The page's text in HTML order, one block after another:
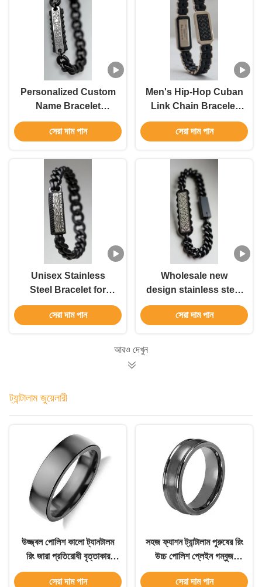
Personalized Custom
Name Bracelet
Stainless Steel DIY
Bracelet Jewelry
সেরা দাম পান
Men's Hip-Hop Cuban
Link Chain Bracelet
Minimalist & Edgy
Cool Style Gift
সেরা দাম পান
Unisex Stainless
Steel Bracelet for
Birthday Holiday Gift
with Engraved Logo
সেরা দাম পান
Wholesale new
design stainless steel
curved engraved
vintage men's
সেরা দাম পান
আরও দেখুন
ট্যান্টালাম জুয়েলারী
উজ্জ্বল পোলিশ কালো ট্যানটালম
রিং জারা প্রতিরোধী বৃত্তাকার
জুয়েলারী রিং
সেরা দাম পান
সহজ ফ্যাশন ট্যান্টালাম পুরুষের রিং
উচ্চ পোলিশ প্লেইন গম্বুজ
বিবাহের ব্যান্ড
সেরা দাম পান